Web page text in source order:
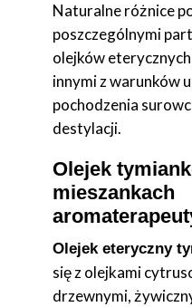
Naturalne różnice
poszczególnymi
olejków
innymi z warunków
pochodzenia
destylacji.
Olejek
mieszankach
Olejek eteryczny
się z olejkami
drzewnymi,